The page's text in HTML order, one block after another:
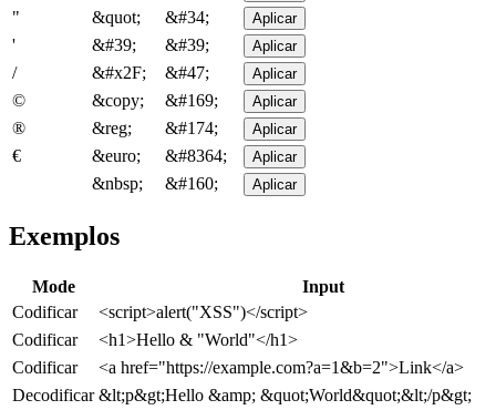
" &quot; &#34; Aplicar
' &#39; &#39; Aplicar
/ &#x2F; &#47; Aplicar
© &copy; &#169; Aplicar
® &reg; &#174; Aplicar
€ &euro; &#8364; Aplicar
&nbsp; &#160; Aplicar
Exemplos
Mode
Input
Codificar
<script>alert("XSS")</script>
Codificar
<h1>Hello & "World"</h1>
Codificar
<a href="https://example.com?a=1&b=2">Link</a>
Decodificar &lt;p&gt;Hello &amp; &quot;World&quot;&lt;/p&gt;